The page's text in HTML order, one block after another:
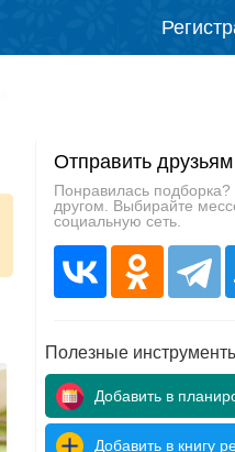
Отправить друзьям
Понравилась подборка?
другом. Выбирайте
социальную сеть.
Полезные
Добавить в
Добавить в книгу